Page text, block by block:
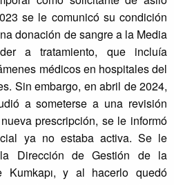
se le comunicó su condición
donación de sangre a la Media
a tratamiento, que incluía
médicos en hospitales del
Sin embargo, en abril de 2024,
a someterse a una revisión
prescripción, se le informó
ya no estaba activa. Se le
Dirección de Gestión de la
Kumkapı, y al hacerlo quedó